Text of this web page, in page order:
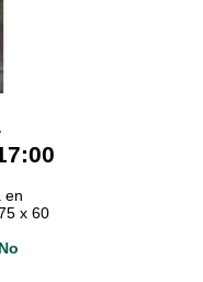
en
x 60
No